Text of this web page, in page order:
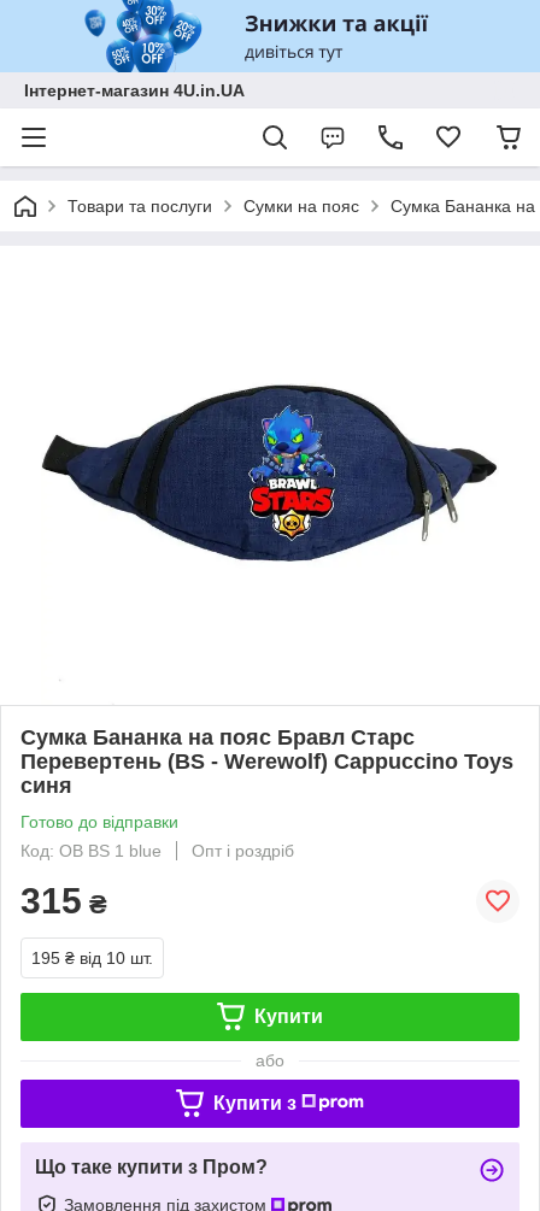
Інтернет-магазин 4U.in.UA
Товари та послуги Сумки на пояс Сумка Бананка на
Сумка Бананка на пояс Бравл Старс
Перевертень (BS - Werewolf) Cappuccino Toys
синя
Готово до відправки
Код: OB BS 1 blue
Опт і роздріб
315 ₴
195 ₴ від 10 шт.
Купити
або
Купити з
Що таке купити з Пром?
Замовлення під захистом